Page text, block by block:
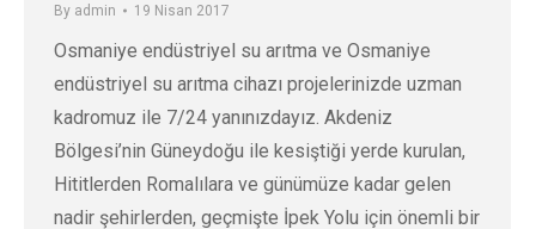
By admin 19 Nisan 2017
Osmaniye endüstriyel su arıtma ve Osmaniye
endüstriyel su arıtma cihazı projelerinizde uzman
kadromuz ile 7/24 yanınızdayız. Akdeniz
Bölgesi’nin Güneydoğu ile kesiştiği yerde kurulan,
Hititlerden Romalılara ve günümüze kadar gelen
nadir şehirlerden, geçmişte İpek Yolu için önemli bir